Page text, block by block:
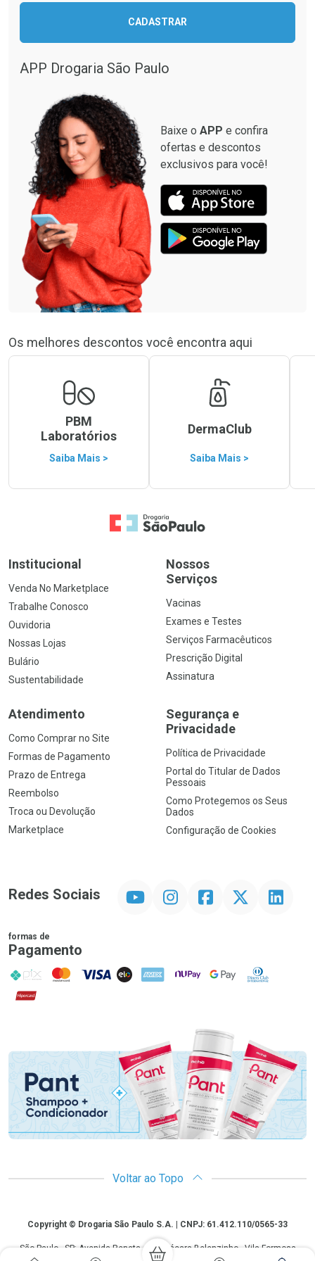
Comprar sem Desconto
Comprar sem Desconto
Comprar sem Desconto
Comprar sem Desconto
CADASTRAR
APP Drogaria São Paulo
Baixe o APP e confira
ofertas e descontos
exclusivos para você!
Os melhores descontos você encontra aqui
PBM
Laboratórios
Saiba Mais >
DermaClub
Saiba Mais >
Ir para a Home
Institucional
Venda No Marketplace
Trabalhe Conosco
Ouvidoria
Nossas Lojas
Bulário
Sustentabilidade
Nossos
Serviços
Vacinas
Exames e Testes
Serviços Farmacêuticos
Prescrição Digital
Assinatura
Atendimento
Como Comprar no Site
Formas de Pagamento
Prazo de Entrega
Reembolso
Troca ou Devolução
Marketplace
Segurança e
Privacidade
Política de Privacidade
Portal do Titular de Dados
Pessoais
Como Protegemos os Seus
Dados
Configuração de Cookies
Redes Sociais InstagramFacebookTwitter Linkedin
formas de
Pagamento
PIX MasterCard
VISA ELO AMEX NuPay Google PayDiners Club
Hipercard
Voltar ao Topo
CopyrightCopyright © Drogaria São Paulo S.A. | CNPJ: 61.412.110/0565-33
São Paulo - SP: Avenida Renata, 60, Chácara Belenzinho - Vila Formosa